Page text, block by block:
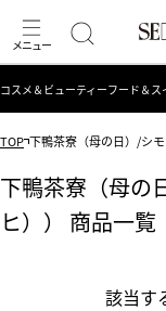
コスメ＆ビューティーフード＆ス
TOP 下鴨茶寮（母の日）/シ
下鴨茶寮（母の
ヒ）） 商品一覧
該当す